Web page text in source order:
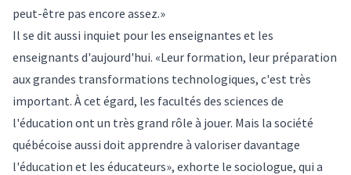
peut-être pas encore assez.»
Il se dit aussi inquiet pour les enseignantes et les
enseignants d'aujourd'hui. «Leur formation, leur préparation
aux grandes transformations technologiques, c'est très
important. À cet égard, les facultés des sciences de
l'éducation ont un très grand rôle à jouer. Mais la société
québécoise aussi doit apprendre à valoriser davantage
l'éducation et les éducateurs», exhorte le sociologue, qui a